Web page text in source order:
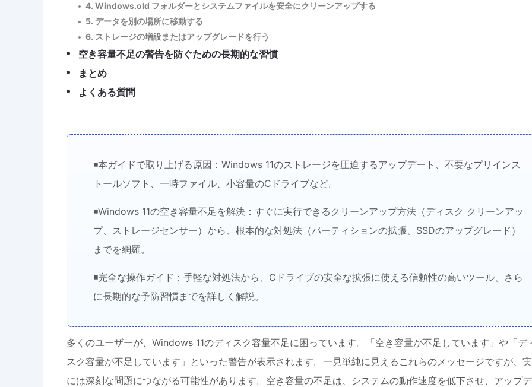
4. Windows.old フォルダーとシステムファイルを安全にクリーンアップする
5. データを別の場所に移動する
6. ストレージの増設またはアップグレードを行う
空き容量不足の警告を防ぐための長期的な習慣
まとめ
よくある質問
◾本ガイドで取り上げる原因：Windows 11のストレージを圧迫するアップデート、不要なプリインス
トールソフト、一時ファイル、小容量のCドライブなど。
◾Windows 11の空き容量不足を解決：すぐに実行できるクリーンアップ方法（ディスク クリーンアッ
プ、ストレージセンサー）から、根本的な対処法（パーティションの拡張、SSDのアップグレード）
までを網羅。
◾完全な操作ガイド：手軽な対処法から、Cドライブの安全な拡張に使える信頼性の高いツール、さら
に長期的な予防習慣までを詳しく解説。
多くのユーザーが、Windows 11のディスク容量不足に困っています。「空き容量が不足しています」や「デ
スク容量が不足しています」といった警告が表示されます。一見単純に見えるこれらのメッセージですが、
には深刻な問題につながる可能性があります。空き容量の不足は、システムの動作速度を低下させ、アップ